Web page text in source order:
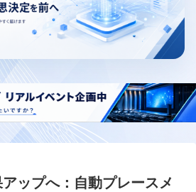
ップへ：自動プレースメ